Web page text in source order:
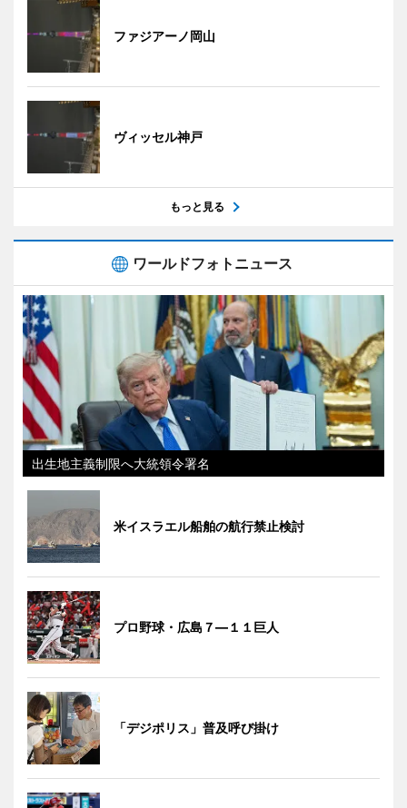
ファジアーノ岡山
ヴィッセル神戸
もっと見る
ワールドフォトニュース
出生地主義制限へ大統領令署名
米イスラエル船舶の航行禁止検討
プロ野球・広島７―１１巨人
「デジポリス」普及呼び掛け